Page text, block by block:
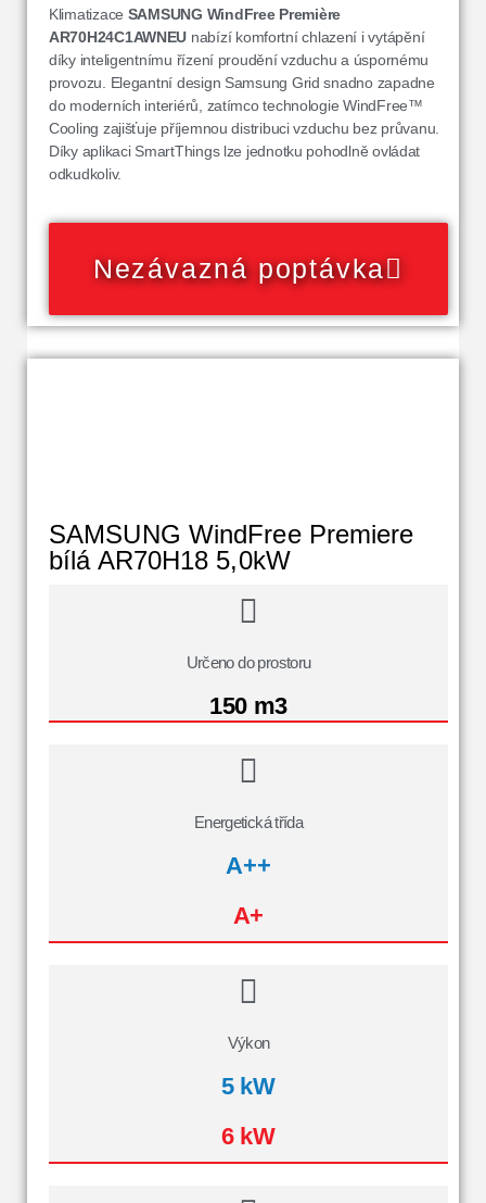
Klimatizace SAMSUNG WindFree Première
AR70H24C1AWNEU nabízí komfortní chlazení i vytápění
díky inteligentnímu řízení proudění vzduchu a úspornému
provozu. Elegantní design Samsung Grid snadno zapadne
do moderních interiérů, zatímco technologie WindFree™
Cooling zajišťuje příjemnou distribuci vzduchu bez průvanu.
Díky aplikaci SmartThings lze jednotku pohodlně ovládat
odkudkoliv.
Nezávazná poptávka
SAMSUNG WindFree Premiere
bílá AR70H18 5,0kW
Určeno do prostoru
150 m3
Energetická třída
A++
A+
Výkon
5 kW
6 kW